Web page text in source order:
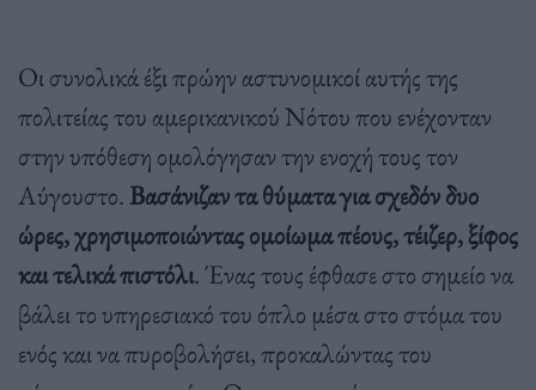
Οι συνολικά έξι πρώην αστυνομικοί αυτής της
πολιτείας του αμερικανικού Νότου που ενέχονταν
στην υπόθεση ομολόγησαν την ενοχή τους τον
Αύγουστο.Βασάνιζαν τα θύματα για σχεδόν δυο
ώρες, χρησιμοποιώντας ομοίωμα πέους, τέιζερ, ξίφος
και τελικά πιστόλι. Ένας τους έφθασε στο σημείο να
βάλει το υπηρεσιακό του όπλο μέσα στο στόμα του
ενός και να πυροβολήσει, προκαλώντας του